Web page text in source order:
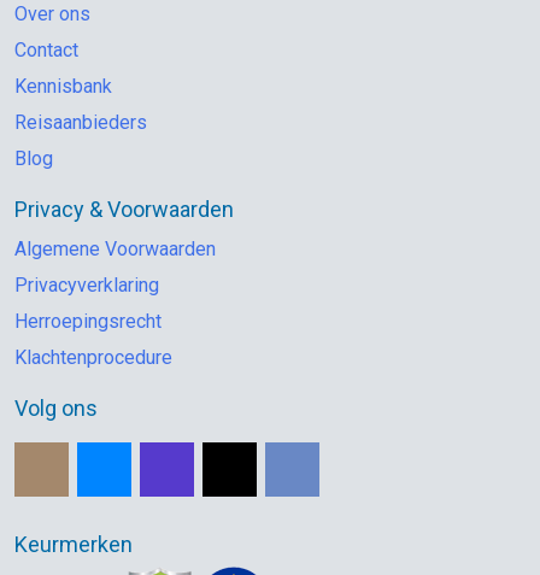
Over ons
Contact
Kennisbank
Reisaanbieders
Blog
Privacy & Voorwaarden
Algemene Voorwaarden
Privacyverklaring
Herroepingsrecht
Klachtenprocedure
Volg ons
Keurmerken